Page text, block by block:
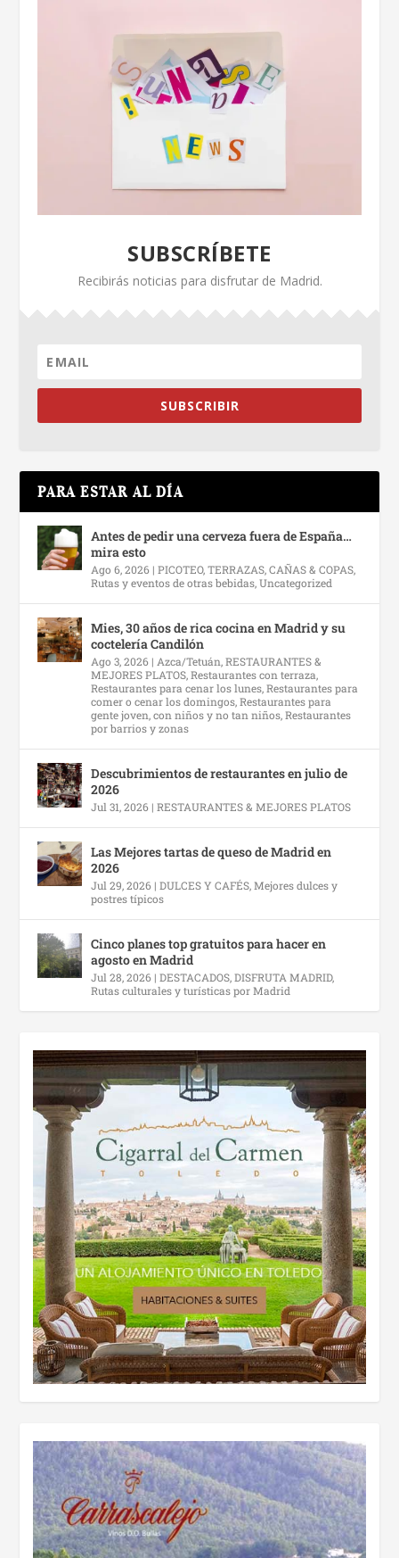
SUBSCRÍBETE
Recibirás noticias para disfrutar de Madrid.
SUBSCRIBIR
PARA ESTAR AL DÍA
Antes de pedir una cerveza fuera de España…
mira esto
Ago 6, 2026 |PICOTEO, TERRAZAS, CAÑAS & COPAS,
Rutas y eventos de otras bebidas,Uncategorized
Mies, 30 años de rica cocina en Madrid y su
coctelería Candilón
Ago 3, 2026 |Azca/Tetuán,RESTAURANTES &
MEJORES PLATOS,Restaurantes con terraza,
Restaurantes para cenar los lunes,Restaurantes para
comer o cenar los domingos,Restaurantes para
gente joven, con niños y no tan niños,Restaurantes
por barrios y zonas
Descubrimientos de restaurantes en julio de
2026
Jul 31, 2026 |RESTAURANTES & MEJORES PLATOS
Las Mejores tartas de queso de Madrid en
2026
Jul 29, 2026 |DULCES Y CAFÉS,Mejores dulces y
postres típicos
Cinco planes top gratuitos para hacer en
agosto en Madrid
Jul 28, 2026 |DESTACADOS,DISFRUTA MADRID,
Rutas culturales y turísticas por Madrid